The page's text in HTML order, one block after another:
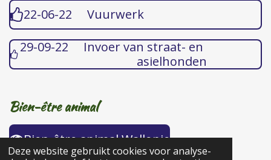
Deze website gebruikt cookies voor analyse-
22-06-22 Vuurwerk
29-09-22 Invoer van straat- en
asielhonden
Bien-être animal
Bien-être animal Wallonie